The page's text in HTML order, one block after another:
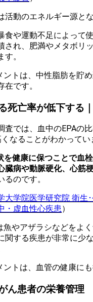
活動のエネルギー源とな
食や運動不足によって
され、肥満やメタボリ
。
ントは、中性脂肪を貯
在です。
死亡率が低下する
査では、血中のEPAの
なることがわかってい
を健康に保つことで血
臓病や動脈硬化、心筋
るのです。
大学院医学研究院 衛生
・虚血性心疾患）
魚やアザラシなどをよ
関する疾患が非常に少
ントは、血管の健康にも
ん患者の栄養管理